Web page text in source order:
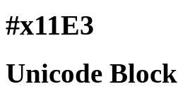
#x11E3
Unicode Block